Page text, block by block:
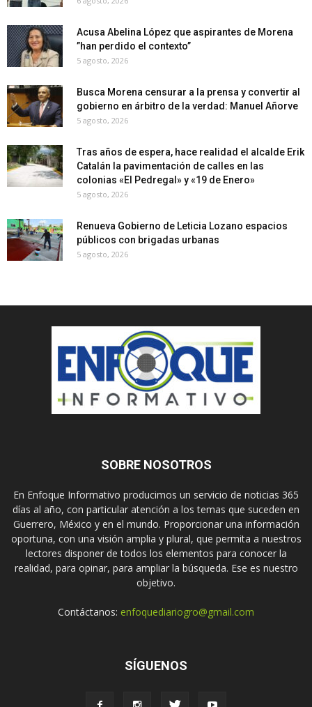
Acusa Abelina López que aspirantes de Morena
”han perdido el contexto”
5 agosto, 2026
Busca Morena censurar a la prensa y convertir al
gobierno en árbitro de la verdad: Manuel Añorve
5 agosto, 2026
Tras años de espera, hace realidad el alcalde Erik
Catalán la pavimentación de calles en las
colonias «El Pedregal» y «19 de Enero»
5 agosto, 2026
Renueva Gobierno de Leticia Lozano espacios
públicos con brigadas urbanas
5 agosto, 2026
SOBRE NOSOTROS
En Enfoque Informativo producimos un servicio de noticias 365
días al año, con particular atención a los temas que suceden en
Guerrero, México y en el mundo. Proporcionar una información
oportuna, con una visión amplia y plural, que permita a nuestros
lectores disponer de todos los elementos para conocer la
realidad, para opinar, para ampliar la búsqueda. Ese es nuestro
objetivo.
Contáctanos: enfoquediariogro@gmail.com
SÍGUENOS